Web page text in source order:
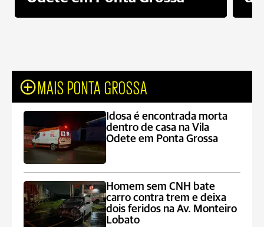
MAIS PONTA GROSSA
Idosa é encontrada morta
dentro de casa na Vila
Odete em Ponta Grossa
Homem sem CNH bate
carro contra trem e deixa
dois feridos na Av. Monteiro
Lobato